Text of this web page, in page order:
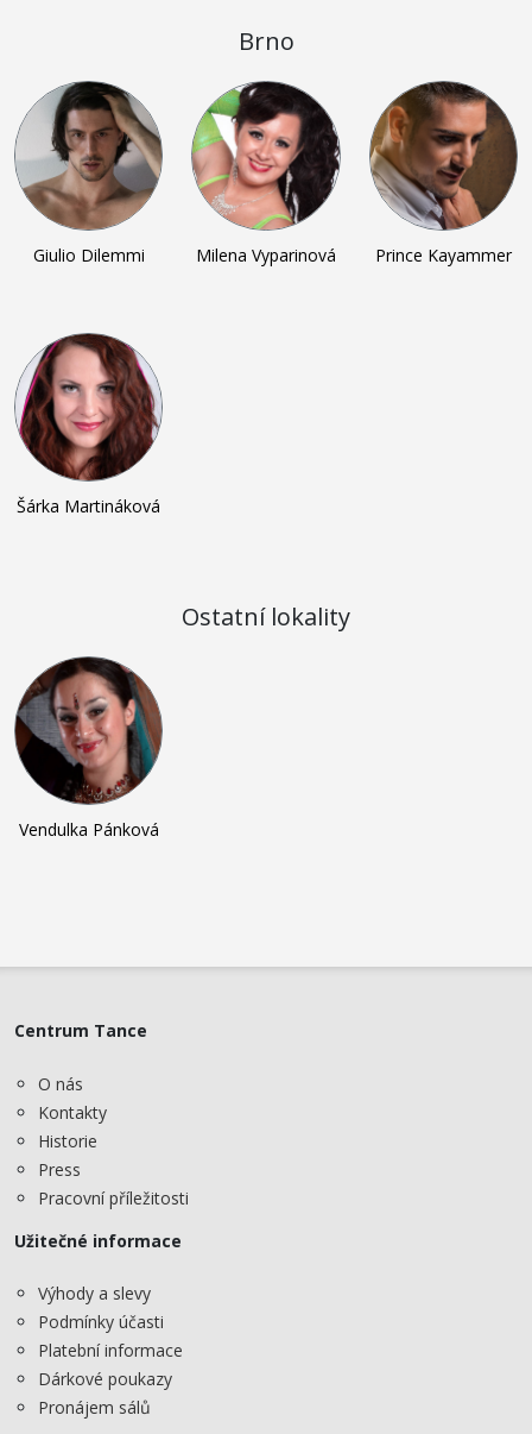
Brno
Giulio Dilemmi Milena Vyparinová Prince Kayammer
Šárka Martináková
Ostatní lokality
Vendulka Pánková
Centrum Tance
O nás
Kontakty
Historie
Press
Pracovní příležitosti
Užitečné informace
Výhody a slevy
Podmínky účasti
Platební informace
Dárkové poukazy
Pronájem sálů